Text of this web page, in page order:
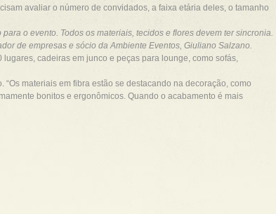
avaliar o número de convidados, a faixa etária deles, o tamanho
o evento. Todos os materiais, tecidos e flores devem ter sincronia.
de empresas e sócio da Ambiente Eventos, Giuliano Salzano.
cadeiras em junco e peças para lounge, como sofás,
materiais em fibra estão se destacando na decoração, como
bonitos e ergonômicos. Quando o acabamento é mais